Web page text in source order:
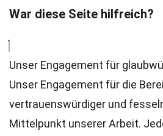
War diese Seite hilfreich?
Unser Engagement für
Unser Engagement für die
vertrauenswürdiger und
Mittelpunkt unserer Arbeit.